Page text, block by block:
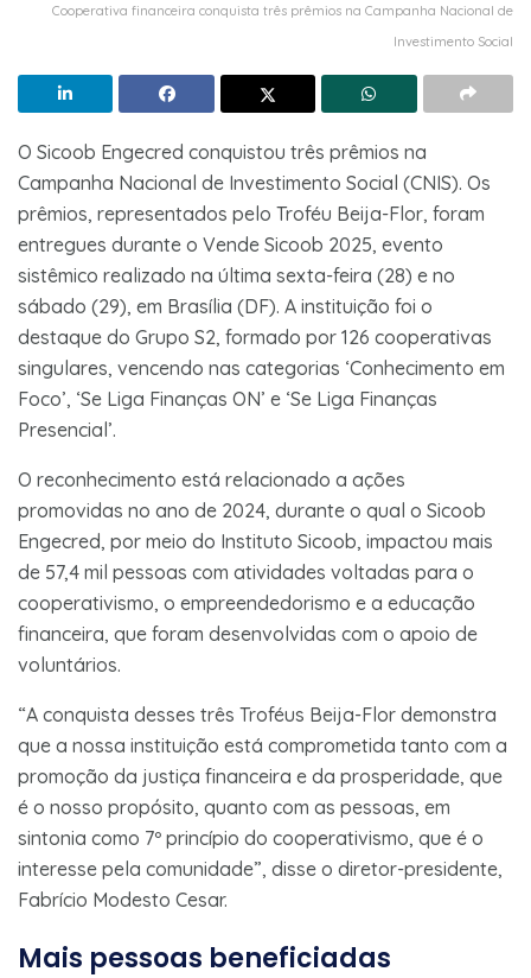
Cooperativa financeira conquista três prêmios na Campanha Nacional de
Investimento Social
O Sicoob Engecred conquistou três prêmios na
Campanha Nacional de Investimento Social (CNIS). Os
prêmios, representados pelo Troféu Beija-Flor, foram
entregues durante o Vende Sicoob 2025, evento
sistêmico realizado na última sexta-feira (28) e no
sábado (29), em Brasília (DF). A instituição foi o
destaque do Grupo S2, formado por 126 cooperativas
singulares, vencendo nas categorias ‘Conhecimento em
Foco’, ‘Se Liga Finanças ON’ e ‘Se Liga Finanças
Presencial’.
O reconhecimento está relacionado a ações
promovidas no ano de 2024, durante o qual o Sicoob
Engecred, por meio do Instituto Sicoob, impactou mais
de 57,4 mil pessoas com atividades voltadas para o
cooperativismo, o empreendedorismo e a educação
financeira, que foram desenvolvidas com o apoio de
voluntários.
“A conquista desses três Troféus Beija-Flor demonstra
que a nossa instituição está comprometida tanto com a
promoção da justiça financeira e da prosperidade, que
é o nosso propósito, quanto com as pessoas, em
sintonia como 7º princípio do cooperativismo, que é o
interesse pela comunidade”, disse o diretor-presidente,
Fabrício Modesto Cesar.
Mais pessoas beneficiadas